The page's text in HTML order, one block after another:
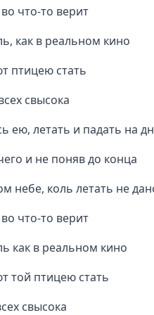
что-то верит
как в реальном кино
птицею стать
свысока
ею, летать и падать на
и не поняв до конца
небе, коль летать не
что-то верит
как в реальном кино
той птицею стать
свысока